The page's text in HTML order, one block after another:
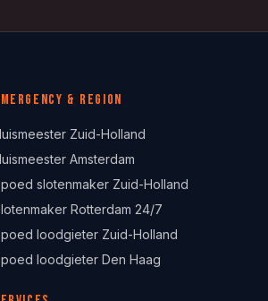
& region
Zuid-Holland
Amsterdam
slotenmaker Zuid-Holland
Rotterdam 24/7
loodgieter Zuid-Holland
loodgieter Den Haag